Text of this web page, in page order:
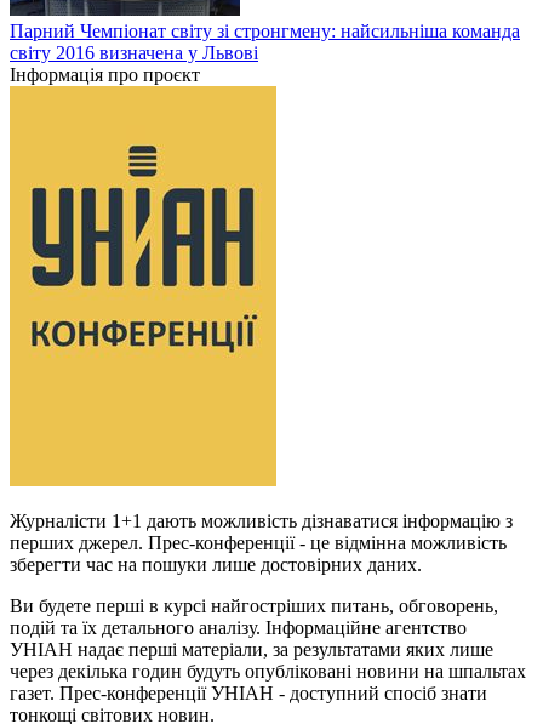
Парний Чемпіонат світу зі стронгмену: найсильніша команда
світу 2016 визначена у Львові
Інформація про проєкт
Журналісти 1+1 дають можливість дізнаватися інформацію з
перших джерел. Прес-конференції - це відмінна можливість
зберегти час на пошуки лише достовірних даних.
Ви будете перші в курсі найгостріших питань, обговорень,
подій та їх детального аналізу. Інформаційне агентство
УНІАН надає перші матеріали, за результатами яких лише
через декілька годин будуть опубліковані новини на шпальтах
газет. Прес-конференції УНІАН - доступний спосіб знати
тонкощі світових новин.